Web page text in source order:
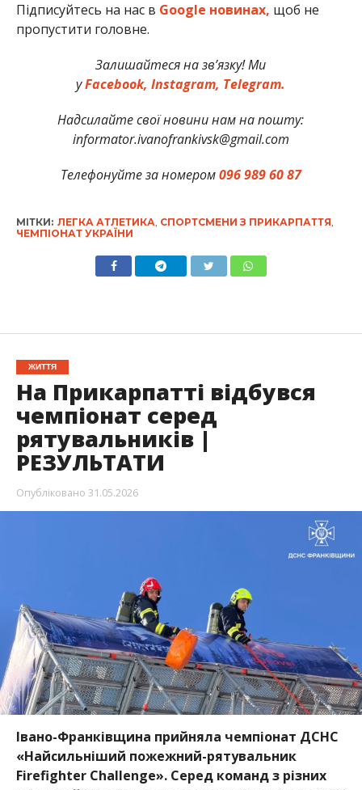
Підписуйтесь на нас в Google новинах, щоб не
пропустити головне.
Залишайтеся на зв’язку! Ми
уFacebook, Instagram, Telegram.
Надсилайте свої новини нам на пошту:
informator.ivanofrankivsk@gmail.com
Телефонуйте за номером096 989 60 87
МІТКИ: ЛЕГКА АТЛЕТИКА СПОРТСМЕНИ З ПРИКАРПАТТЯ
ЧЕМПІОНАТ УКРАЇНИ
ЖИТТЯ
На Прикарпатті відбувся
чемпіонат серед
рятувальників |
РЕЗУЛЬТАТИ
Опубліковано 31.05.2026
Івано-Франківщина прийняла чемпіонат ДСНС
«Найсильніший пожежний-рятувальник
Firefighter Challenge». Серед команд з різних